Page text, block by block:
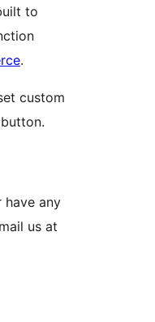
to
.
custom
have any
us at